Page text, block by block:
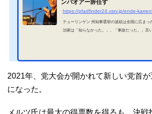
ンバオアー辞任す
https://pfadfinder24.xsrv.jp/ende-
テューリンゲン 州知事選挙の波紋は全国に広まっ
治家は「知らなかった。」、「事故だった。」言
でも「キリスト民主同盟の党首、辞任す。」と報
でまたテューリンゲン州のような東ドイツ...
2021年、党大会が開かれて新しい党首
になった。